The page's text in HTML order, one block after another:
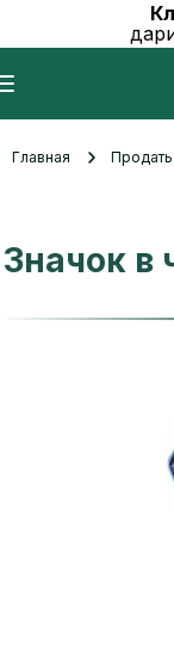
Главная
Значок в